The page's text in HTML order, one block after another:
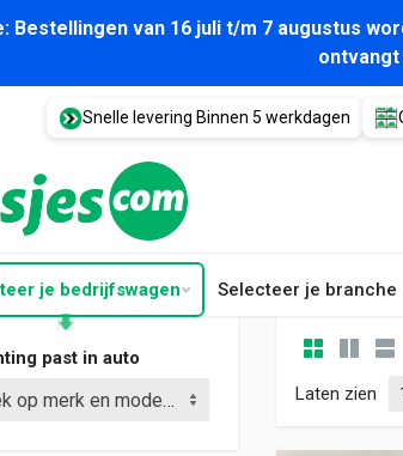
Bestellingen van 16 juli t/m 7 augustus
Snelle levering Binnen 5 werkdagen
je bedrijfswagen Selecteer je branche
past in auto
Zoek op merk en model (bijv. Crafter L3) Laten zien